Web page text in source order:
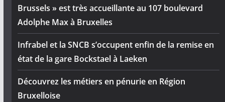
Brussels » est très accueillante au 107 boulevard
Adolphe Max à Bruxelles
Infrabel et la SNCB s’occupent enfin de la remise en
état de la gare Bockstael à Laeken
Découvrez les métiers en pénurie en Région
Bruxelloise